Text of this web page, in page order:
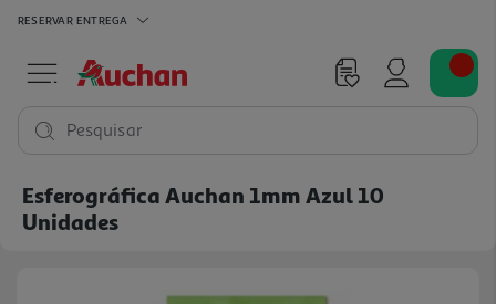
RESERVAR ENTREGA
Pesquisar
Esferográfica Auchan 1mm Azul 10
Unidades